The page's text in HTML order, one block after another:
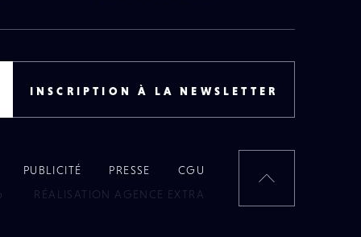
INSCRIPTION À LA NEWSLETTER
PUBLICITÉ PRESSE
CGU
RÉALISATION AGENCE EXTRA